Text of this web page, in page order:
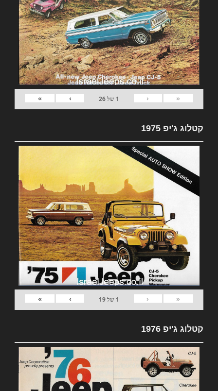
«
‹
1 של26
›
»
קטלוג ג'יפ 1975
«
‹
1 של19
›
»
קטלוג ג'יפ 1976